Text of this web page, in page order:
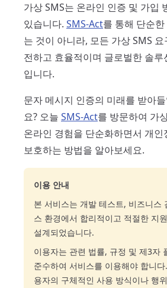
가상 SMS는 온라인 인증 및 가입
있습니다. SMS-Act를 통해 단순
는 것이 아니라, 모든 가상 SMS
전하고 효율적이며 글로벌한 솔루
입니다.
문자 메시지 인증의 미래를 받아
요? 오늘 SMS-Act를 방문하여 가
온라인 경험을 단순화하면서 개인
보호하는 방법을 알아보세요.
이용 안내
본 서비스는 개발 테스트, 비즈니스
스 환경에서 합리적이고 적절한 지
설계되었습니다.
이용자는 관련 법률, 규정 및 제3자
준수하여 서비스를 이용해야 합니
용자의 구체적인 사용 방식이나 행